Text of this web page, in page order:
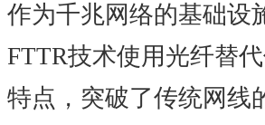
作为千兆网络的基础设
FTTR技术使用光纤替
特点，突破了传统网线